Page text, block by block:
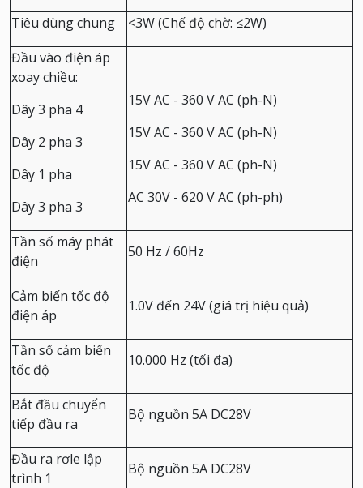
Tiêu dùng chung
<3W (Chế độ chờ: ≤2W)
Đầu vào điện áp
xoay chiều:
Dây 3 pha 4
Dây 2 pha 3
Dây 1 pha
Dây 3 pha 3
15V AC - 360 V AC (ph-N)
15V AC - 360 V AC (ph-N)
15V AC - 360 V AC (ph-N)
AC 30V - 620 V AC (ph-ph)
Tần số máy phát
điện
50 Hz / 60Hz
Cảm biến tốc độ
điện áp
1.0V đến 24V (giá trị hiệu quả)
Tần số cảm biến
tốc độ
10.000 Hz (tối đa)
Bắt đầu chuyển
tiếp đầu ra
Bộ nguồn 5A DC28V
Đầu ra rơle lập
trình 1
Bộ nguồn 5A DC28V